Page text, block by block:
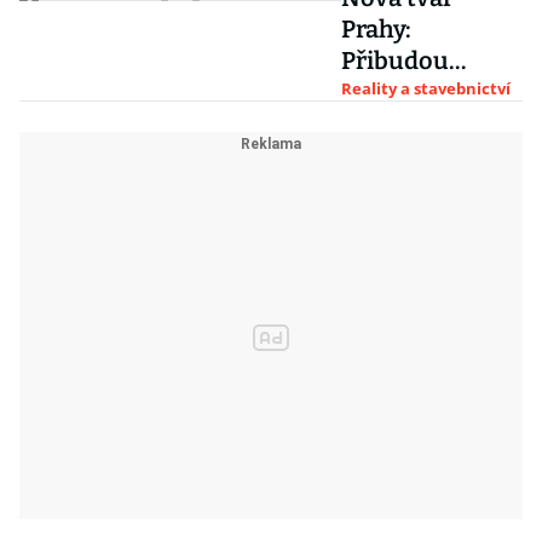
Prahy:
Přibudou
mosty, Vltavská
Reality a stavebnictví